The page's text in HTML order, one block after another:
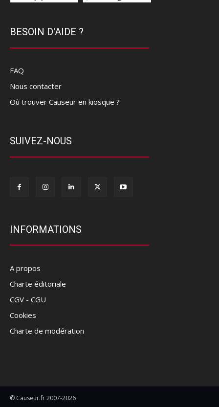
BESOIN D'AIDE ?
FAQ
Nous contacter
Où trouver Causeur en kiosque ?
SUIVEZ-NOUS
INFORMATIONS
A propos
Charte éditoriale
CGV - CGU
Cookies
Charte de modération
© Causeur.fr 2007-2026